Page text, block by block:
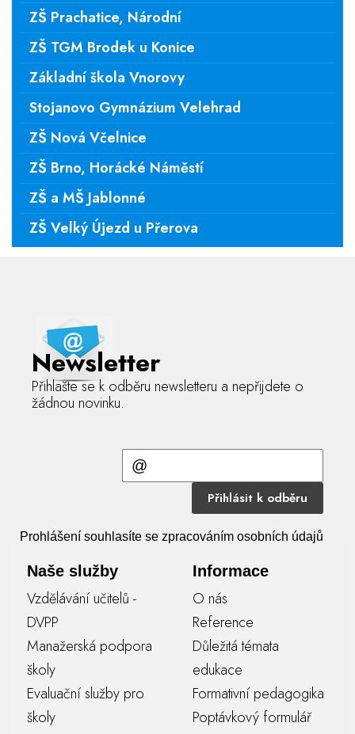
ZŠ Prachatice, Národní
ZŠ TGM Brodek u Konice
Základní škola Vnorovy
Stojanovo Gymnázium Velehrad
ZŠ Nová Včelnice
ZŠ Brno, Horácké Náměstí
ZŠ a MŠ Jablonné
ZŠ Velký Újezd u Přerova
Newsletter
Přihlašte se k odběru newsletteru a nepřijdete o
žádnou novinku.
Přihlásit k odběru
Prohlášení souhlasíte se zpracováním osobních údajů
Naše služby
Vzdělávání učitelů -
DVPP
Manažerská podpora
školy
Evaluační služby pro
školy
Informace
O nás
Reference
Důležitá témata
edukace
Formativní pedagogika
Poptávkový formulář